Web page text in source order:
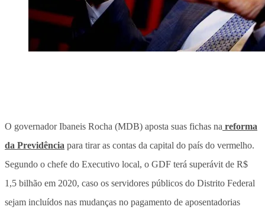
O governador Ibaneis Rocha (MDB) aposta suas fichas na reforma
da Previdência para tirar as contas da capital do país do vermelho.
Segundo o chefe do Executivo local, o GDF terá superávit de R$
1,5 bilhão em 2020, caso os servidores públicos do Distrito Federal
sejam incluídos nas mudanças no pagamento de aposentadorias